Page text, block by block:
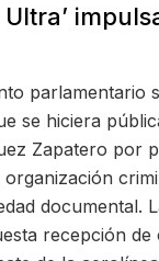
Ultra’
parlamentario
se hiciera
Zapatero por
documental.
recepción de